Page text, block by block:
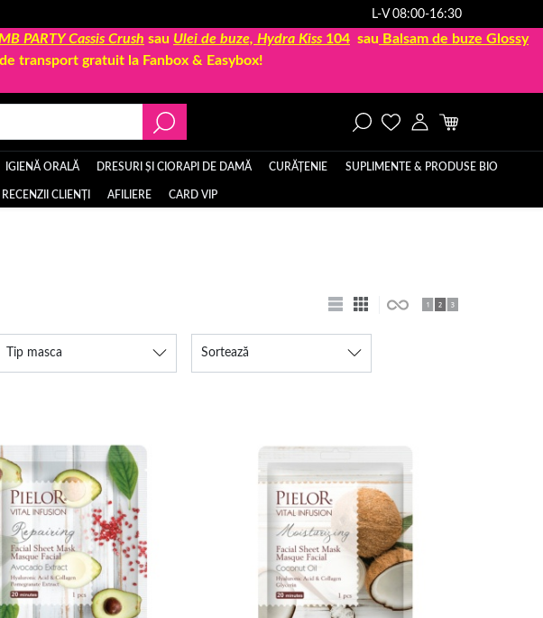
L-V 08:00-16:30
PARTY Cassis Crush sau Ulei de buze, Hydra Kiss 104 sau Balsam de buze Glossy
transport gratuit la Fanbox & Easybox!
IGIENĂ ORALĂ DRESURI ȘI CIORAPI DE DAMĂ CURĂȚENIE SUPLIMENTE & PRODUSE BIO
RECENZII CLIENȚI AFILIERE CARD VIP
Tip masca Sortează